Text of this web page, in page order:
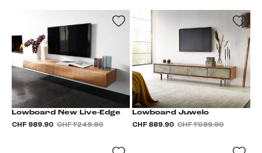
Lowboard New Live-Edge
CHF 989.90 CHF 1’249.90
Lowboard Juwelo
CHF 889.90 CHF 1’089.90